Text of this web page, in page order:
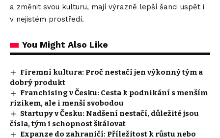
a změnit svou kulturu, mají výrazně lepší šanci uspět i
v nejistém prostředí.
You Might Also Like
Firemní kultura: Proč nestačí jen výkonný tým a
dobrý produkt
Franchising v Česku: Cesta k podnikání s menším
rizikem, ale i menší svobodou
Startupy v Česku: Nadšení nestačí, důležité jsou
čísla, tým i schopnost škálovat
Expanze do zahraničí: Příležitost k růstu nebo